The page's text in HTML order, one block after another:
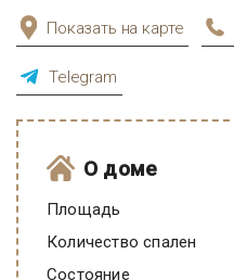
Показать на карте
Telegram
О доме
Площадь
Количество спален
Состояние